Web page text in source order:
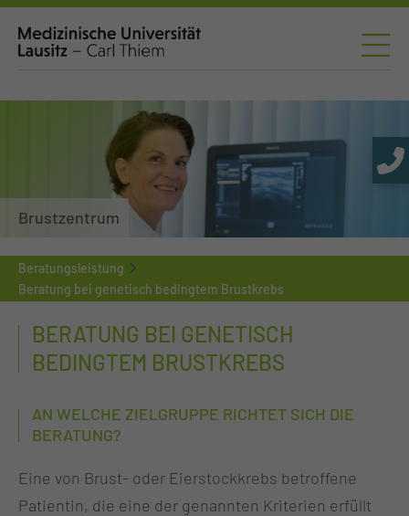
Brustzentrum
Beratungsleistung
Beratung bei genetisch bedingtem Brustkrebs
BERATUNG BEI GENETISCH
BEDINGTEM BRUSTKREBS
AN WELCHE ZIELGRUPPE RICHTET SICH DIE
BERATUNG?
Eine von Brust- oder Eierstockkrebs betroffene
Patientin, die eine der genannten Kriterien erfüllt